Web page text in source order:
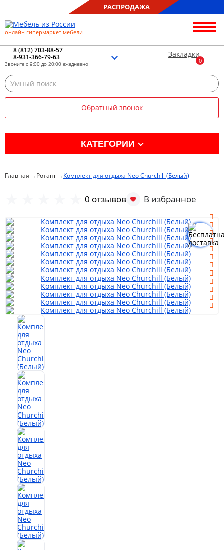
РАСПРОДАЖА
Контакты
Благотворительность
Блог
Сборка
Оплата
Отзывы
Закладки
онлайн гипермаркет мебели
8 (812) 703-88-57
8-931-366-79-63
Звоните с 9:00 до 20:00 ежедневно
Обратный звонок
КАТЕГОРИИ
Кухня
Гостиная
Мягкая мебель
Шкафы
Детская
Прихожая
Матрасы
Главная→ Ротанг→ Комплект для отдыха Neo Churchill (Белый)
0 отзывов